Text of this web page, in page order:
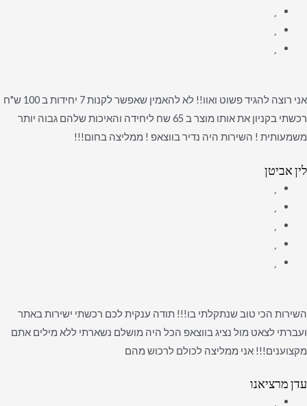
אני רוצה להגיד פשוט ואוו!! לא להאמין שאפשר לקנות 7 יחידות ב 100 ש"ח
רכשתי בקניון את אותו מוצר ב 65 שח ליחידה והאיכות שלהם גבוה יותר
משמעותית ! השירות היה נדיר בווצאפ ! ממליצה בחום!!!
לין אביטן
השירות הכי טוב שנתקלתי בו!!! תודה ענקית לכם רכשתי ישירות באתר
ועברתי לצאט מול נציג בווצאפ הכל היה מושלם נשארתי ללא מילים אתם
מקצוענים!!! אני ממליצה לכולם לרכוש מהם
עדן מרציאנו